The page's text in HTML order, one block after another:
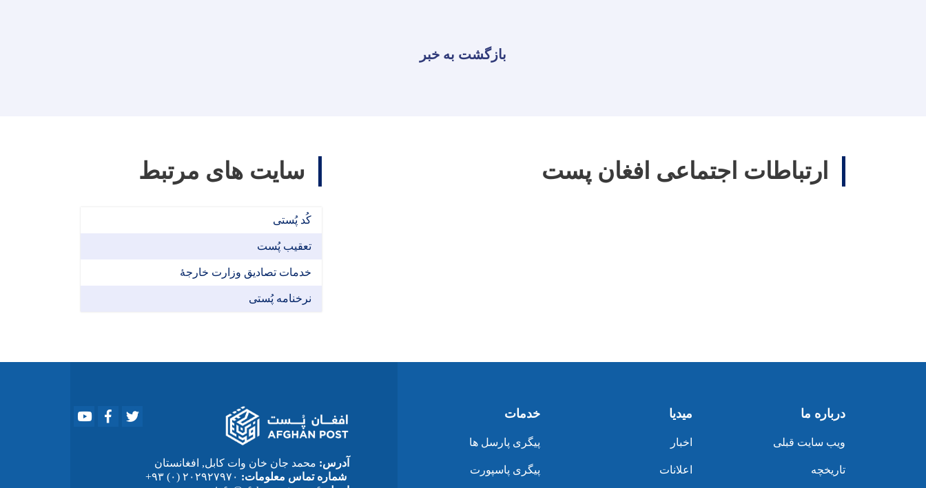
بازگشت به خبر
ارتباطات اجتماعی افغان پست سایت های مرتبط
کُد پُستی
تعقیب پُست
خدمات تصادیق وزارت خارجۀ
نرخنامه پُستی
درباره ما
ویب سایت قبلی
تاریخچه
میدیا
اخبار
اعلانات
خدمات
پیگری پارسل ها
پیگری پاسپورت
YoutubeFacebook
آدرس: محمد جان خان وات کابل, افغانستان
شماره تماس معلومات: